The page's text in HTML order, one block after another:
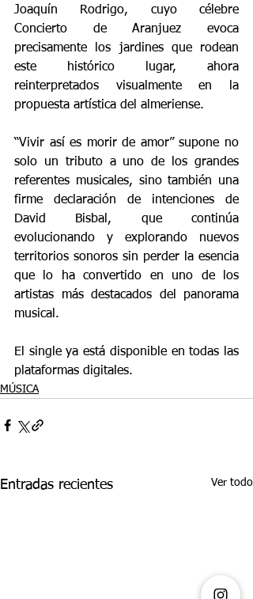
Joaquín Rodrigo, cuyo célebre
Concierto de Aranjuez evoca
precisamente los jardines que rodean
este histórico lugar, ahora
reinterpretados visualmente en la
propuesta artística del almeriense.
“Vivir así es morir de amor” supone no
solo un tributo a uno de los grandes
referentes musicales, sino también una
firme declaración de intenciones de
David Bisbal, que continúa
evolucionando y explorando nuevos
territorios sonoros sin perder la esencia
que lo ha convertido en uno de los
artistas más destacados del panorama
musical.
El single ya está disponible en todas las
plataformas digitales.
MÚSICA
Entradas recientes Ver todo